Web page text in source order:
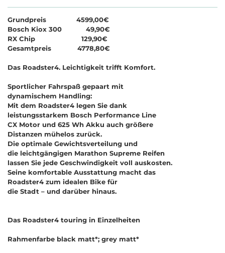
Grundpreis 4599,00€
Bosch Kiox 300 49,90€
RX Chip 129,90€
Gesamtpreis 4778,80€
Das Roadster4. Leichtigkeit trifft Komfort.
Sportlicher Fahrspaß gepaart mit
dynamischem Handling:
Mit dem Roadster4 legen Sie dank
leistungsstarkem Bosch Performance Line
CX Motor und 625 Wh Akku auch größere
Distanzen mühelos zurück.
Die optimale Gewichtsverteilung und
die leichtgängigen Marathon Supreme Reifen
lassen Sie jede Geschwindigkeit voll auskosten.
Seine komfortable Ausstattung macht das
Roadster4 zum idealen Bike für
die Stadt – und darüber hinaus.
Das Roadster4 touring in Einzelheiten
Rahmenfarbe black matt*; grey matt*